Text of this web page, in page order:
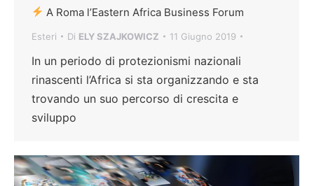
A Roma l’Eastern Africa Business Forum
Esteri Di ELY SZAJKOWICZ 11 Giugno 2019
In un periodo di protezionismi nazionali
rinascenti l’Africa si sta organizzando e sta
trovando un suo percorso di crescita e
sviluppo